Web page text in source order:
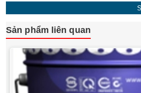
Sản phẩm liên quan